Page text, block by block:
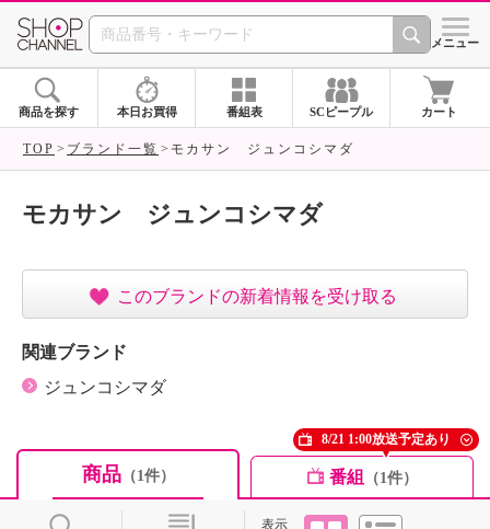
SHOP CHANNEL ショッ
メニュー
商品を探す 本日お買得 番組表 SCピープル カート
TOP ブランド一覧 モカサン ジュンコシマダ
モカサン ジュンコシマダ
このブランドの新着情報を受け取る
関連ブランド
ジュンコシマダ
商品（1件） 番組 （1件）
8/21 1:00放送予定あり
表示
タイル